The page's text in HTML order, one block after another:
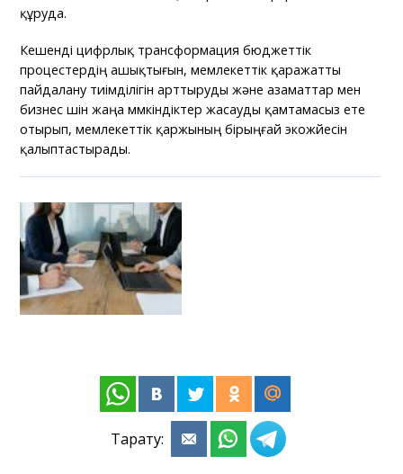
құруда.
Кешенді цифрлық трансформация бюджеттік
процестердің ашықтығын, мемлекеттік қаражатты
пайдалану тиімділігін арттыруды және азаматтар мен
бизнес үшін жаңа мүмкіндіктер жасауды қамтамасыз ете
отырып, мемлекеттік қаржының бірыңғай экожүйесін
қалыптастырады.
Тарату: